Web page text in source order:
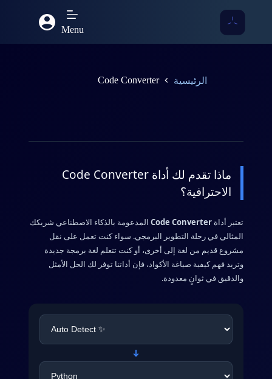
Menu
الرئيسية Code Converter
ماذا تقدم لك أداة Code Converter
الاحترافية؟
تعتبر أداة Code Converterالمدعومة بالذكاء الاصطناعي شريكك
المثالي في رحلة التطوير البرمجي. سواء كنت تعمل على نقل
مشروع قديم من لغة إلى أخرى، أو كنت تتعلم لغة برمجة جديدة
وتريد فهم كيفية صياغة الأكواد، فإن أداتنا توفر لك الحل الأمثل
والدقيق في ثوانٍ معدودة.
➔
جرب منصتنا الجديدة، ستجد فيها تحديات
مدعومة بالذكاء الاصطناعي و وظايف و
مجتمع كامل للمناقشة
Nouvil